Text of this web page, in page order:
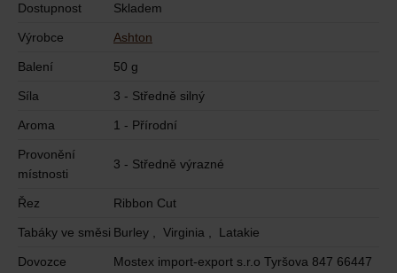
Dostupnost Skladem
Výrobce Ashton
Balení 50 g
Síla 3 - Středně silný
Aroma 1 - Přírodní
Provonění
místnosti
3 - Středně výrazné
Řez Ribbon Cut
Tabáky ve směsi Burley , Virginia , Latakie
Dovozce
Mostex import-export s.r.o Tyršova 847 66447